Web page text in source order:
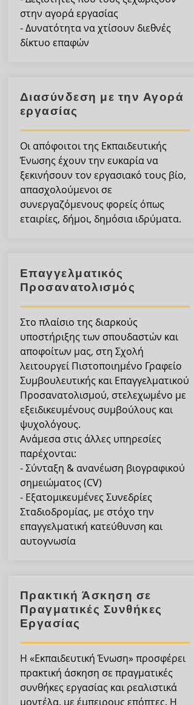
στην αγορά εργασίας
- Δυνατότητα να χτίσουν διεθνές
δίκτυο επαφών
Διασύνδεση με την Αγορά
εργασίας
Οι απόφοιτοι της Εκπαιδευτικής
Ένωσης έχουν την ευκαρία να
ξεκινήσουν τον εργασιακό τους βίο,
απασχολούμενοι σε
συνεργαζόμενους φορείς όπως
εταιρίες, δήμοι, δημόσια ιδρύματα.
Επαγγελματικός
Προσανατολισμός
Στο πλαίσιο της διαρκούς
υποστήριξης των σπουδαστών και
αποφοίτων μας, στη Σχολή
λειτουργεί Πιστοποιημένο Γραφείο
Συμβουλευτικής και Επαγγελματικού
Προσανατολισμού, στελεχωμένο με
εξειδικευμένους συμβούλους και
ψυχολόγους.
Ανάμεσα στις άλλες υπηρεσίες
παρέχονται:
- Σύνταξη & ανανέωση βιογραφικού
σημειώματος (CV)
- Εξατομικευμένες Συνεδρίες
Σταδιοδρομίας, με στόχο την
επαγγελματική κατεύθυνση και
αυτογνωσία
Πρακτική Άσκηση σε
Πραγματικές Συνθήκες
Εργασίας
Η «Εκπαιδευτική Ένωση» προσφέρει
πρακτική άσκηση σε πραγματικές
συνθήκες εργασίας και ρεαλιστικά
μοντέλα, με έμπειρους επόπτες. Η